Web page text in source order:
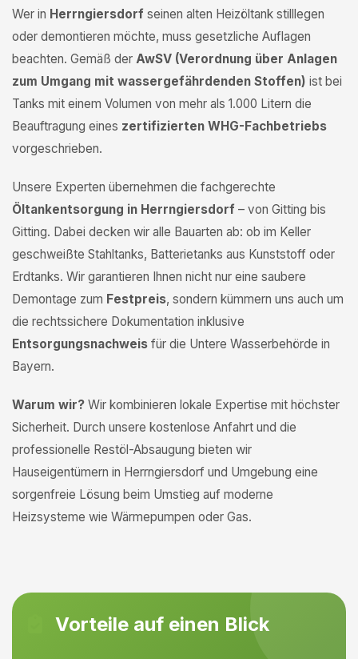
Wer in Herrngiersdorf seinen alten Heizöltank stilllegen
oder demontieren möchte, muss gesetzliche Auflagen
beachten. Gemäß der AwSV (Verordnung über Anlagen
zum Umgang mit wassergefährdenden Stoffen) ist bei
Tanks mit einem Volumen von mehr als 1.000 Litern die
Beauftragung eines zertifizierten WHG-Fachbetriebs
vorgeschrieben.
Unsere Experten übernehmen die fachgerechte
Öltankentsorgung in Herrngiersdorf – von Gitting bis
Gitting. Dabei decken wir alle Bauarten ab: ob im Keller
geschweißte Stahltanks, Batterietanks aus Kunststoff oder
Erdtanks. Wir garantieren Ihnen nicht nur eine saubere
Demontage zum Festpreis, sondern kümmern uns auch um
die rechtssichere Dokumentation inklusive
Entsorgungsnachweis für die Untere Wasserbehörde in
Bayern.
Warum wir? Wir kombinieren lokale Expertise mit höchster
Sicherheit. Durch unsere kostenlose Anfahrt und die
professionelle Restöl-Absaugung bieten wir
Hauseigentümern in Herrngiersdorf und Umgebung eine
sorgenfreie Lösung beim Umstieg auf moderne
Heizsysteme wie Wärmepumpen oder Gas.
Vorteile auf einen Blick